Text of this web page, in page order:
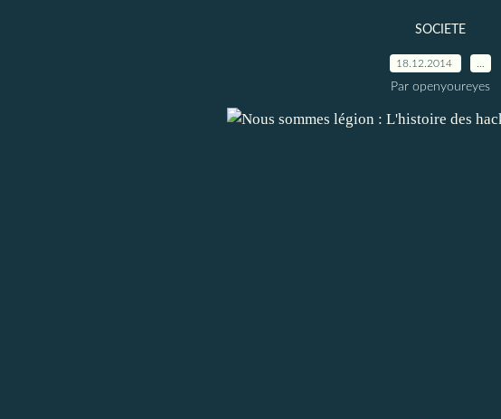
SOCIETE
18.12.2014
Par openyoureyes